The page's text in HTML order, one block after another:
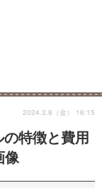
の特徴と費用
像
2024.3.8（金） 16:15